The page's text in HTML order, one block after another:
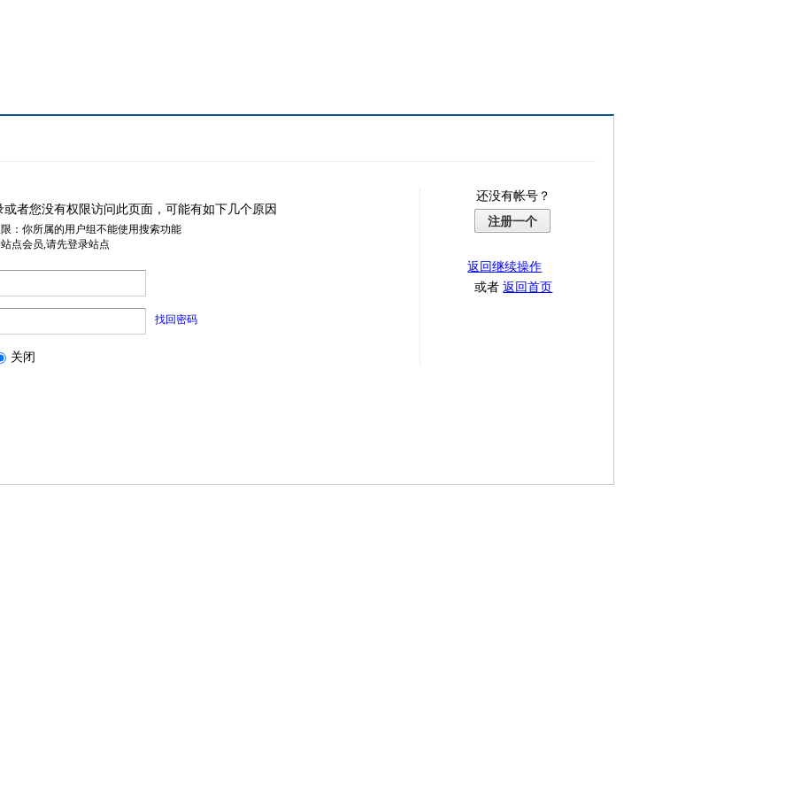
或者您没有权限访问此页面，可能有如下几个原因
：你所属的用户组不能使用搜索功能
点会员,请先登录站点
找回密码
关闭
还没有帐号？
注册一个
返回继续操作
或者返回首页